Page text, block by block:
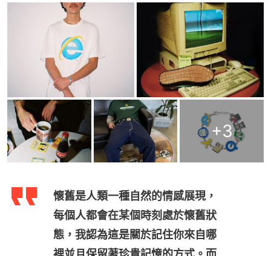
+3
懷舊是人類一種自然的情感展現，
每個人都會在某個時刻處於懷舊狀
態，我認為這是關於記住你來自哪